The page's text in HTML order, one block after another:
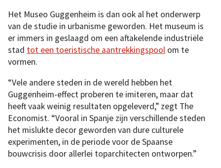
Het Museo Guggenheim is dan ook al het onderwerp
van de studie in urbanisme geworden. Het museum is
er immers in geslaagd om een aftakelende industriële
stad tot een toeristische aantrekkingspool om te
vormen.
“Vele andere steden in de wereld hebben het
Guggenheim-effect proberen te imiteren, maar dat
heeft vaak weinig resultaten opgeleverd,” zegt The
Economist. “Vooral in Spanje zijn verschillende steden
het mislukte decor geworden van dure culturele
experimenten, in de periode voor de Spaanse
bouwcrisis door allerlei toparchitecten ontworpen.”